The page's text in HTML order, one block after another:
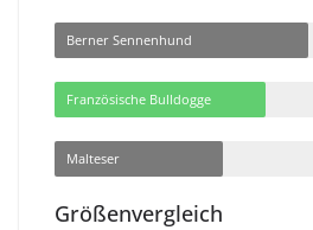
Berner Sennenhund
Französische Bulldogge
Malteser
Größenvergleich